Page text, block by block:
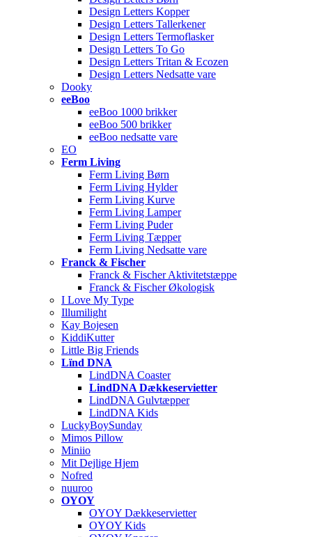
Design Letters Kopper
Design Letters Tallerkener
Design Letters Termoflasker
Design Letters To Go
Design Letters Tritan & Ecozen
Design Letters Nedsatte vare
Dooky
eeBoo
eeBoo 1000 brikker
eeBoo 500 brikker
eeBoo nedsatte vare
EO
Ferm Living
Ferm Living Børn
Ferm Living Hylder
Ferm Living Kurve
Ferm Living Lamper
Ferm Living Puder
Ferm Living Tæpper
Ferm Living Nedsatte vare
Franck & Fischer
Franck & Fischer Aktivitetstæppe
Franck & Fischer Økologisk
I Love My Type
Illumilight
Kay Bojesen
KiddiKutter
Little Big Friends
Lïnd DNA
LindDNA Coaster
LindDNA Dækkeservietter
LindDNA Gulvtæpper
LindDNA Kids
LuckyBoySunday
Mimos Pillow
Miniio
Mit Dejlige Hjem
Nofred
nuuroo
OYOY
OYOY Dækkeservietter
OYOY Kids